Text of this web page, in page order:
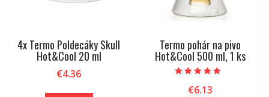
4x Termo Poldecáky Skull
Hot&Cool 20 ml
€4.36
Termo pohár na pivo
Hot&Cool 500 ml, 1 ks
5.00
€6.13